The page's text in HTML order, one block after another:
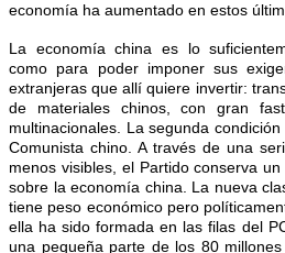
economía ha aumentado en estos
La economía china es lo
como para poder imponer sus
extranjeras que allí quiere invertir:
de materiales chinos, con gran
multinacionales. La segunda
Comunista chino. A través de una
menos visibles, el Partido conserva
sobre la economía china. La nueva
tiene peso económico pero
ella ha sido formada en las filas del
una pequeña parte de los 80